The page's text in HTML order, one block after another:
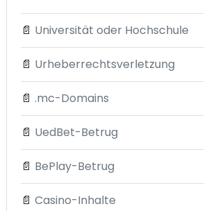
📄 Universität oder Hochschule
📄 Urheberrechtsverletzung
📄 .mc-Domains
📄 UedBet-Betrug
📄 BePlay-Betrug
📄 Casino-Inhalte